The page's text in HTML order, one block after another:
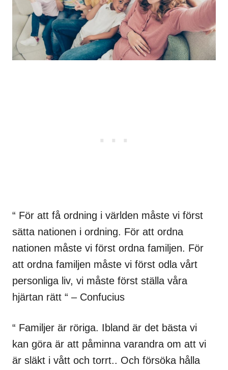
“ För att få ordning i världen måste vi först
sätta nationen i ordning. För att ordna
nationen måste vi först ordna familjen. För
att ordna familjen måste vi först odla vårt
personliga liv, vi måste först ställa våra
hjärtan rätt “ – Confucius
“ Familjer är röriga. Ibland är det bästa vi
kan göra är att påminna varandra om att vi
är släkt i vått och torrt.. Och försöka hålla